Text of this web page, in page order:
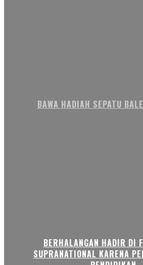
BAWA HADIAH SEPATU
BERHALANGAN HADIR DI
SUPRANATIONAL KARENA